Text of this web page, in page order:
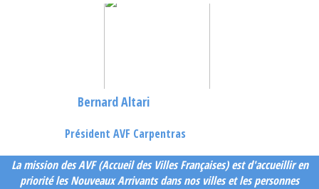
Bernard Altari
AVF Carpentras
La mission des AVF (Accueil des Villes Françaises) est d'accueillir en
priorité les Nouveaux Arrivants dans nos villes et les personnes